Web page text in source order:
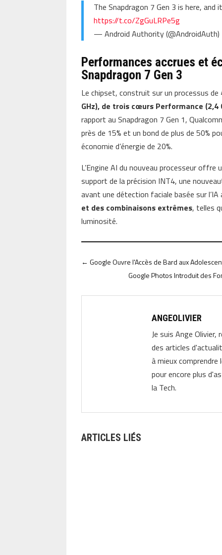
The Snapdragon 7 Gen 3 is here,
https://t.co/ZgGuLRPe5g
— Android Authority (@AndroidAuth)
Performances accrues et
Snapdragon 7 Gen 3
Le chipset, construit sur un processus de
GHz), de trois cœurs Performance
rapport au Snapdragon 7 Gen 1,
près de 15% et un bond de plus de 50%
économie d’énergie de 20%.
L’Engine AI du nouveau processeur
support de la précision INT4, une
avant une détection faciale basée sur l’IA
et des combinaisons extrêmes, telles
luminosité.
←Google Ouvre l'Accès de Bard aux
Google Photos Introduit des
ANGEOLIVIER
Je suis Ange
des articles
à mieux
pour encore plus
la Tech.
ARTICLES LIÉS